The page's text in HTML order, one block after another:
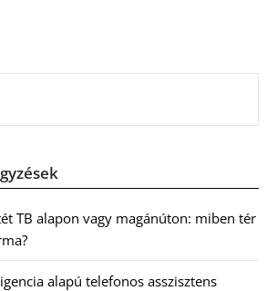
TB alapon vagy magánúton: miben tér
alapú telefonos asszisztens